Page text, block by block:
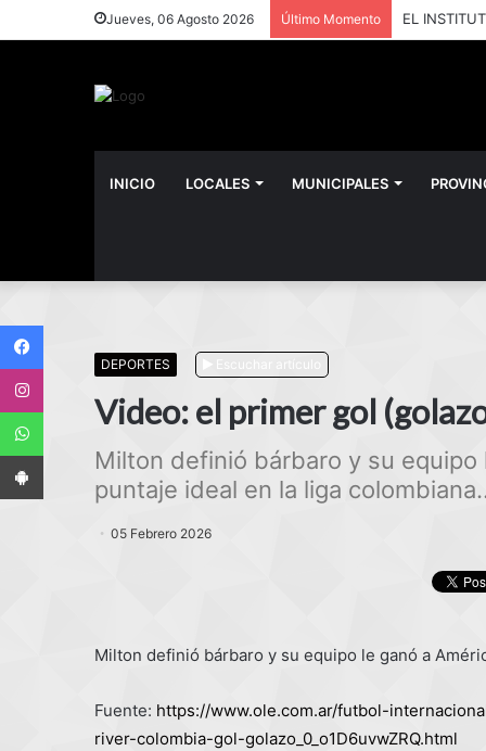
Jueves, 06 Agosto 2026 Último Momento
INICIO LOCALES MUNICIPALES
DEPORTES
Video: el primer gol
Milton definió bárbaro y su
puntaje ideal en la liga
05 Febrero 2026
Milton definió bárbaro y su equipo le ganó a
Fuente: https://www.ole.com.ar/futbol-
river-colombia-gol-golazo_0_o1D6uvwZRQ.html
Instagram
WhatsApp